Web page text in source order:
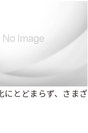
にとどまらず、さまざ